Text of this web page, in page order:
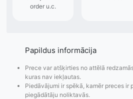
Papildus informācija
Prece var atšķirties no attēlā
kuras nav iekļautas.
Piedāvājumi ir spēkā, kamēr preces ir
piegādātāju noliktavās.